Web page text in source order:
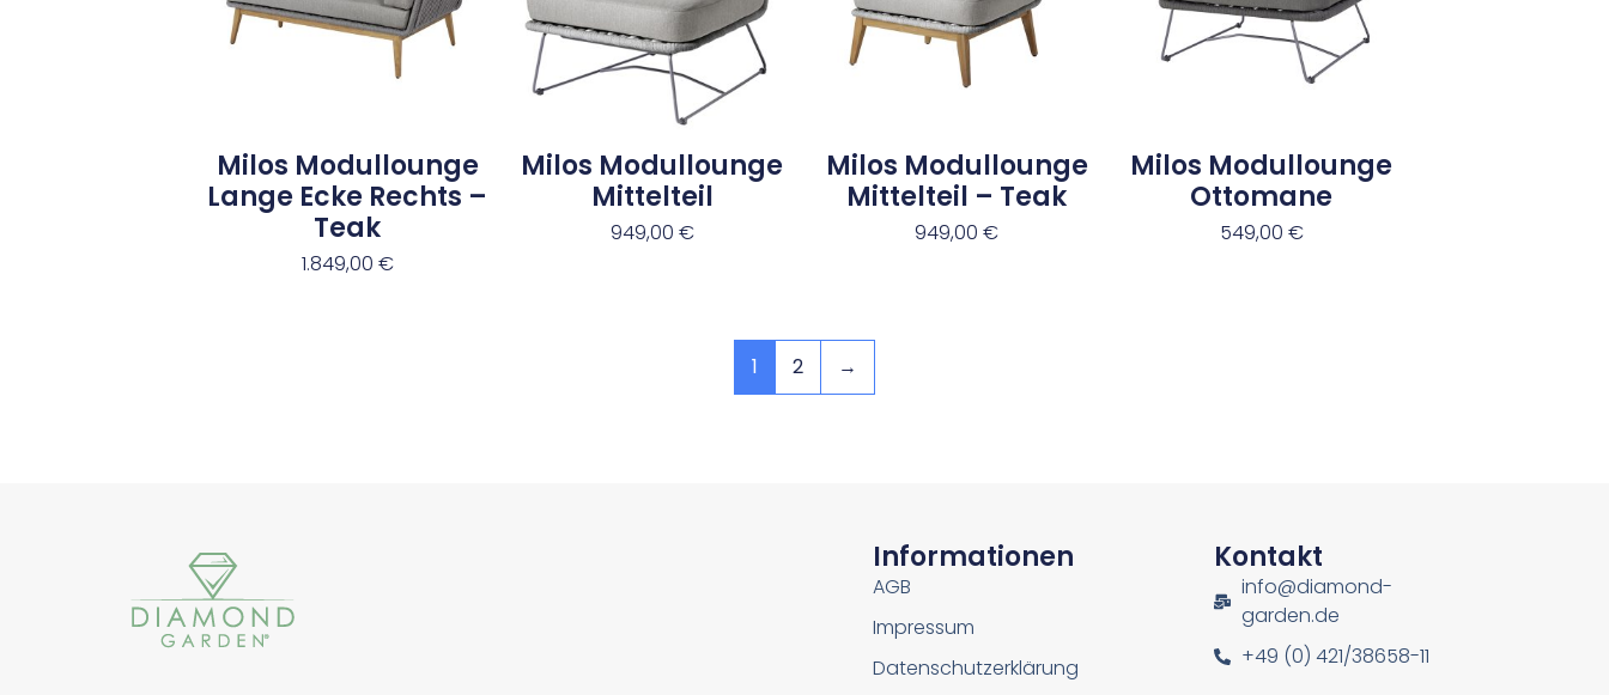
Milos Modullounge
Lange Ecke Rechts –
Teak
1.849,00 €
Milos Modullounge
Mittelteil
949,00 €
Milos Modullounge
Mittelteil – Teak
949,00€
Milos Modullounge
Ottomane
549,00 €
1 2 →
Informationen
AGB
Impressum
Datenschutzerklärung
Kontakt
info@diamond-
garden.de
+49 (0) 421/38658-11